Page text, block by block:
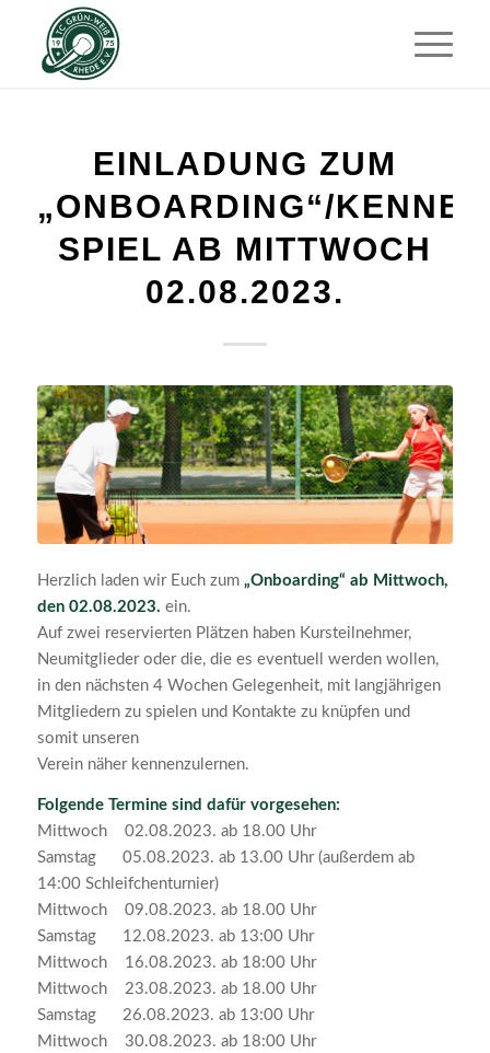
EINLADUNG ZUM
„ONBOARDING“/
SPIEL AB MITTWOCH
02.08.2023.
Herzlich laden wir Euch zum „Onboarding“ ab Mittwoch,
den 02.08.2023. ein.
Auf zwei reservierten Plätzen haben Kursteilnehmer,
Neumitglieder oder die, die es eventuell werden wollen,
in den nächsten 4 Wochen Gelegenheit, mit langjährigen
Mitgliedern zu spielen und Kontakte zu knüpfen und
somit unseren
Verein näher kennenzulernen.
Folgende Termine sind dafür vorgesehen:
Mittwoch 02.08.2023. ab 18.00 Uhr
Samstag 05.08.2023. ab 13.00 Uhr (außerdem ab
14:00 Schleifchenturnier)
Mittwoch 09.08.2023. ab 18.00 Uhr
Samstag 12.08.2023. ab 13:00 Uhr
Mittwoch 16.08.2023. ab 18:00 Uhr
Mittwoch 23.08.2023. ab 18.00 Uhr
Samstag 26.08.2023. ab 13:00 Uhr
Mittwoch 30.08.2023. ab 18:00 Uhr